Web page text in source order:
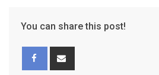
You can share this post!